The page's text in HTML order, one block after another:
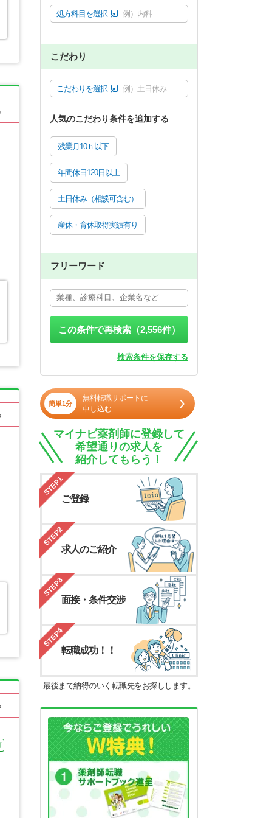
処方科目を選択 例）内科
こだわり
こだわりを選択 例）土日休み
人気のこだわり条件を追加する
残業月10ｈ以下
年間休日120日以上
土日休み（相談可含む）
産休・育休取得実績有り
フリーワード
この条件で再検索（2,556件）
検索条件を保存する
簡単1分
無料転職サポートに
申し込む
マイナビ薬剤師に登録して
希望通りの求人を
紹介してもらう！
STEP1
ご登録
STEP2
求人のご紹介
STEP3
面接・条件交渉
STEP4
転職成功！！
最後まで納得のいく転職先をお探しします。